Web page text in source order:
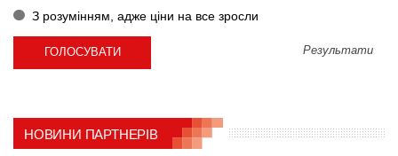
З розумінням, адже ціни на все зросли
Результати
НОВИНИ ПАРТНЕРІВ